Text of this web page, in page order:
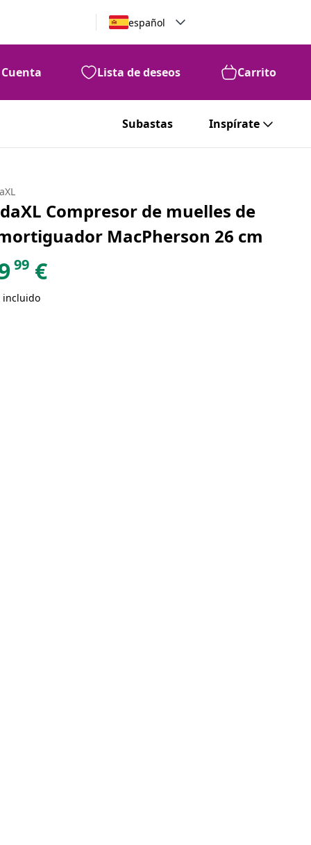
español
Cuenta Lista de deseos Carrito
Subastas Inspírate
Compresor de muelles de
MacPherson 26 cm
99 €
incluido